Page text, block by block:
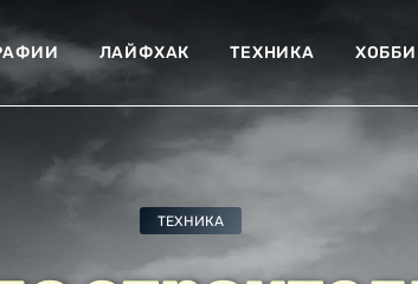
ЛАЙФХАК ТЕХНИКА ХОББИ
ТЕХНИКА